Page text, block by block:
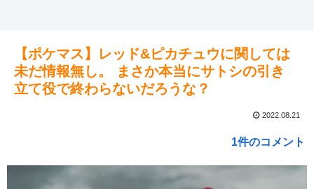
【ポケマス】レッド&ピカチュウに関しては
未だ情報無し。 まさか本当にサトシの引き
立て役で終わらないだろうな？
2022.08.21
1件のコメント